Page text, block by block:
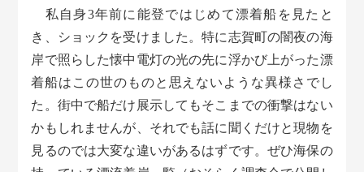
私自身3年前に能登ではじめて漂着船を見たと
き、ショックを受けました。特に志賀町の闇夜の海
岸で照らした懐中電灯の光の先に浮かび上がった漂
着船はこの世のものと思えないような異様さでし
た。街中で船だけ展示してもそこまでの衝撃はない
かもしれませんが、それでも話に聞くだけと現物を
見るのでは大変な違いがあるはずです。ぜひ海保の